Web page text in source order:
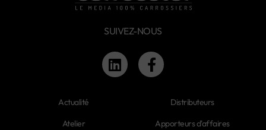
SUIVEZ-NOUS
Actualité
Atelier
Distributeurs
Apporteurs d'affaires